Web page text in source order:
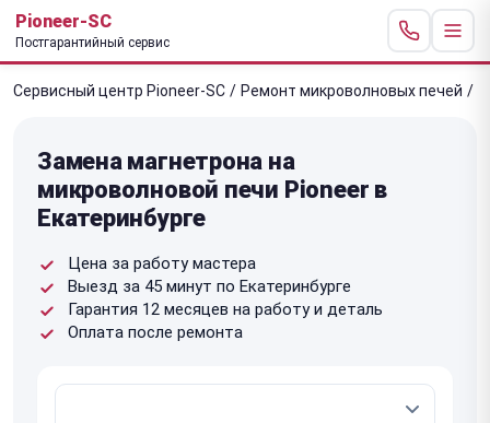
Pioneer-SC
Постгарантийный сервис
Сервисный центр Pioneer-SC / Ремонт микроволновых печей /
Замена магнетрона на
микроволновой печи Pioneer в
Екатеринбурге
Цена за работу мастера
Выезд за 45 минут по Екатеринбурге
Гарантия 12 месяцев на работу и деталь
Оплата после ремонта